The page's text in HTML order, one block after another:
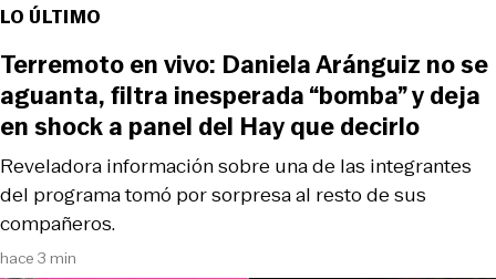
LO ÚLTIMO
hace 3 min
Reveladora información sobre una de las integrantes
del programa tomó por sorpresa al resto de sus
compañeros.
Terremoto en vivo: Daniela Aránguiz no se
aguanta, filtra inesperada “bomba” y deja
en shock a panel del Hay que decirlo